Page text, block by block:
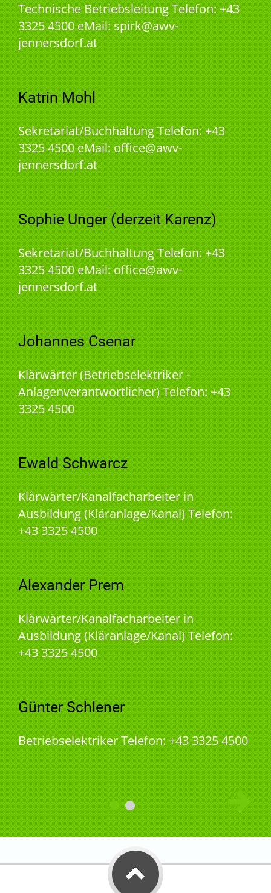
Technische Betriebsleitung Telefon: +43
3325 4500 eMail: spirk@awv-
jennersdorf.at
Katrin Mohl
Sekretariat/Buchhaltung Telefon: +43
3325 4500 eMail: office@awv-
jennersdorf.at
Sophie Unger (derzeit Karenz)
Sekretariat/Buchhaltung Telefon: +43
3325 4500 eMail: office@awv-
jennersdorf.at
Johannes Csenar
Klärwärter (Betriebselektriker -
Anlagenverantwortlicher) Telefon: +43
3325 4500
Ewald Schwarcz
Klärwärter/Kanalfacharbeiter in
Ausbildung (Kläranlage/Kanal) Telefon:
+43 3325 4500
Alexander Prem
Klärwärter/Kanalfacharbeiter in
Ausbildung (Kläranlage/Kanal) Telefon:
+43 3325 4500
Günter Schlener
Betriebselektriker Telefon: +43 3325 4500